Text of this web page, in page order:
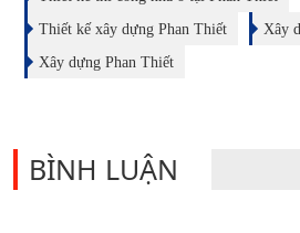
Thiết kế xây dựng Phan Thiết
Xây
Xây dựng Phan Thiết
BÌNH LUẬN